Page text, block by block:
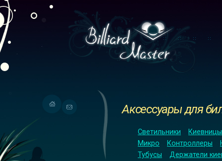
Аксессуары для
Светильники
Киевницы
Микро
Контроллеры
Тубусы
Держатели